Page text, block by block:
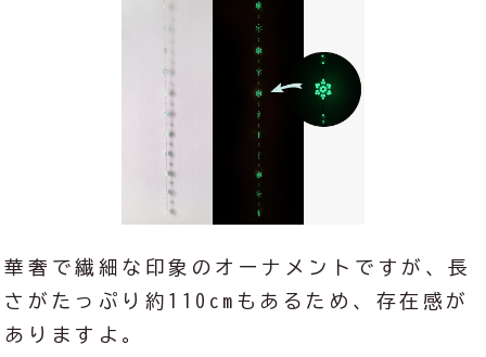
華奢で繊細な印象のオーナメントですが、長
さがたっぷり約110cmもあるため、存在感が
ありますよ。